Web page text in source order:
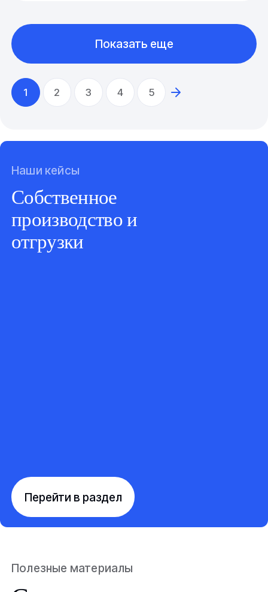
1 2 3 4 5
Показать еще
Наши кейсы
Собственное
производство и
отгрузки
Перейти в раздел
Полезные материалы